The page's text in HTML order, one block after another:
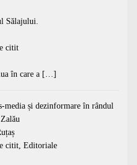
Sălajului.
citit
în care a […]
media și dezinformare în rândul
citit, Editoriale